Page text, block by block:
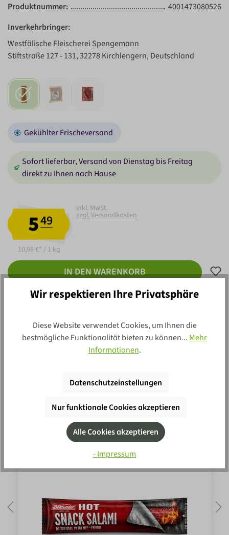
Produktnummer:
4001473080526
Inverkehrbringer:
Westfälische Fleischerei Spengemann
Stiftstraße 127 - 131, 32278 Kirchlengern, Deutschland
Gekühlter Frischeversand
Sofort lieferbar, Versand von Dienstag bis Freitag
direkt zu Ihnen nach Hause
549
10,98 €* / 1 kg
inkl. MwSt.
zzgl. Versandkosten
IN DEN WARENKORB
Nicht das richtige? Günstige
Alternativen:
Wir respektieren Ihre Privatsphäre
Diese Website verwendet Cookies, um Ihnen die
bestmögliche Funktionalität bieten zu können... Mehr
Informationen.
Datenschutzeinstellungen
Nur funktionale Cookies akzeptieren
Alle Cookies akzeptieren
- Impressum